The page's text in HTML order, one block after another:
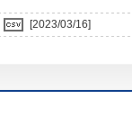
[2023/03/16]